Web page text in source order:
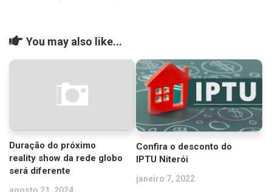
You may also like...
Duração do próximo
reality show da rede globo
será diferente
Confira o desconto do
IPTU Niterói
janeiro 7, 2022